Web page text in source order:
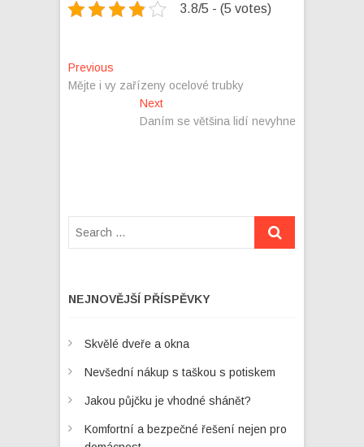
3.8/5 - (5 votes)
Navigace
pro
příspěvek
Previous
post:
Mějte i vy zařízeny ocelové trubky
NextNext
post:
Daním se většina lidí nevyhne
NEJNOVĚJŠÍ PŘÍSPĚVKY
Skvělé dveře a okna
Nevšední nákup s taškou s potiskem
Jakou půjčku je vhodné shánět?
Komfortní a bezpečné řešení nejen pro